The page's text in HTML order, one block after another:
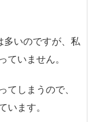
多いのですが、私
ていません。
しまうので、
います。